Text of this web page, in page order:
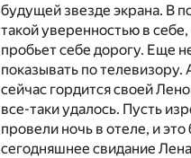
будущей звезде экрана. В
такой уверенностью в
пробьет себе дорогу. Еще
показывать по телевизору.
сейчас гордится своей
все-таки удалось. Пусть
провели ночь в отеле, и
сегодняшнее свидание